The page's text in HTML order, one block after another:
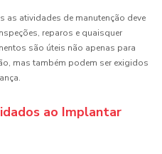
as atividades de manutenção deve
reparos e quaisquer
são úteis não apenas para
mas também podem ser exigidos
ao Implantar